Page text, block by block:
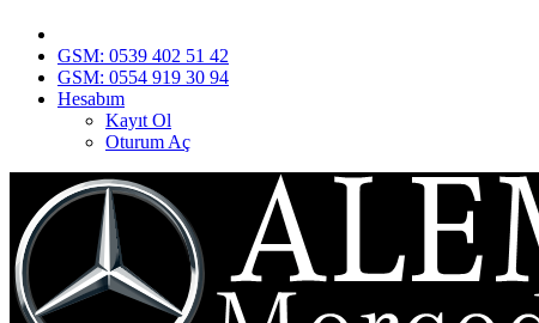
GSM: 0539 402 51 42
GSM: 0554 919 30 94
Hesabım
Kayıt Ol
Oturum Aç